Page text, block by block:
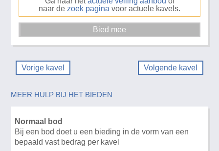
naar de zoek pagina voor actuele kavels.
Vorige kavel Volgende kavel
MEER HULP BIJ HET BIEDEN
Normaal bod
Bij een bod doet u een bieding in de vorm van een
bepaald vast bedrag per kavel